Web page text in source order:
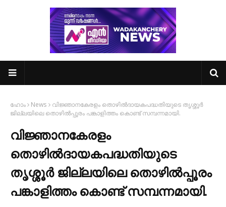
ഹോം News
വിജ്ഞാനകേരളം തൊഴിൽദായകപദ്ധതിയുടെ തൃശ്ശൂർ
ജില്ലയിലെ തൊഴിൽപ്പൂരം പങ്കാളിത്തം കൊണ്ട് സമ്പന്നമായി.
വിജ്ഞാനകേരളം
തൊഴിൽദായകപദ്ധതിയുടെ
തൃശ്ശൂർ ജില്ലയിലെ തൊഴിൽപ്പൂരം
പങ്കാളിത്തം കൊണ്ട് സമ്പന്നമായി.